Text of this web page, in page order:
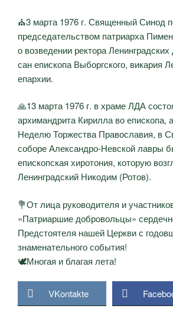
⛪3 марта 1976 г. Священный Синод
председательством патриарха
о возведении ректора
сан епископа Выборгского, викария
епархии.
🙏13 марта 1976 г. в храме ЛДА
архимандрита Кирилла во епископа,
Неделю Торжества Православия, в
соборе Александро-Невской лавры
епископская хиротония, которую
Ленинградский Никодим (Ротов).
💐От лица руководителя и
«Патриаршие добровольцы»
Предстоятеля нашей Церкви с
знаменательного события!
🕊️Многая и благая лета!
VKontakte